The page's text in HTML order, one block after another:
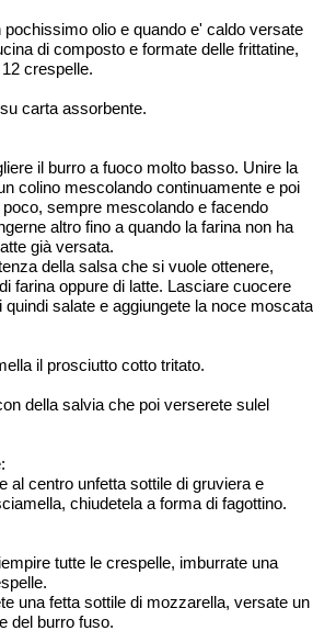
pochissimo olio e quando e' caldo versate
di composto e formate delle frittatine,
crespelle.
carta assorbente.
il burro a fuoco molto basso. Unire la
colino mescolando continuamente e poi
sempre mescolando e facendo
altro fino a quando la farina non ha
già versata.
della salsa che si vuole ottenere,
farina oppure di latte. Lasciare cuocere
quindi salate e aggiungete la noce moscata
il prosciutto cotto tritato.
della salvia che poi verserete sulel
al centro unfetta sottile di gruviera e
chiudetela a forma di fagottino.
tutte le crespelle, imburrate una
una fetta sottile di mozzarella, versate un
del burro fuso.